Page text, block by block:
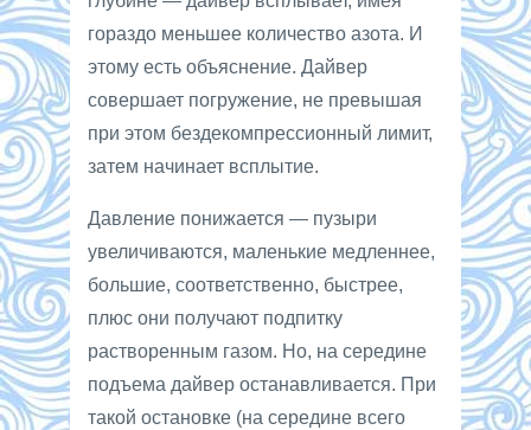
гораздо меньшее количество азота. И
этому есть объяснение. Дайвер
совершает погружение, не превышая
при этом бездекомпрессионный лимит,
затем начинает всплытие.
Давление понижается — пузыри
увеличиваются, маленькие медленнее,
большие, соответственно, быстрее,
плюс они получают подпитку
растворенным газом. Но, на середине
подъема дайвер останавливается. При
такой остановке (на середине всего